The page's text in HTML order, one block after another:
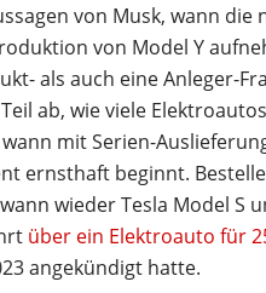
von Musk, wann die
von Model Y
als auch eine Anleger-
ab, wie viele
mit Serien-
ernsthaft beginnt.
wieder Tesla Model S
über ein Elektroauto für
angekündigt hatte.